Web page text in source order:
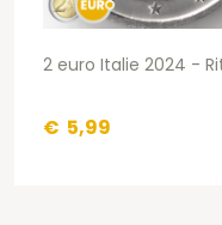
2 euro Italie 2024 -
€ 5,99